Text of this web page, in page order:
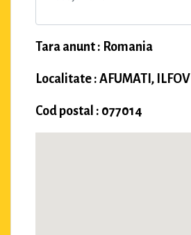
Tara anunt : Romania
Localitate : AFUMATI, ILFOV
Cod postal : 077014